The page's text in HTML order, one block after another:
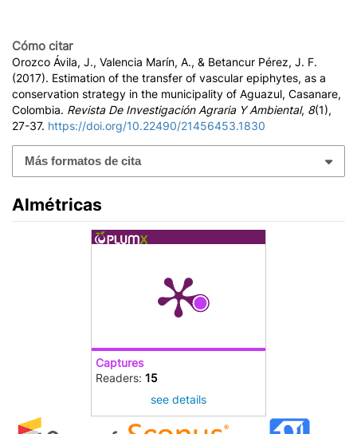
Cómo citar
Orozco Ávila, J., Valencia Marín, A., & Betancur Pérez, J. F.
(2017). Estimation of the transfer of vascular epiphytes, as a
conservation strategy in the municipality of Aguazul, Casanare,
Colombia. Revista De Investigación Agraria Y Ambiental, 8(1),
27-37. https://doi.org/10.22490/21456453.1830
Más formatos de cita
Almétricas
Captures
Readers: 15
see details